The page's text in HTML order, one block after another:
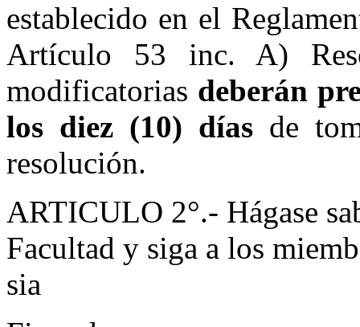
establecido en el
Artículo 53 inc. A)
modificatorias deberán
los diez (10) días de
resolución.
ARTICULO 2°.- Hágase
Facultad y siga a los
sia